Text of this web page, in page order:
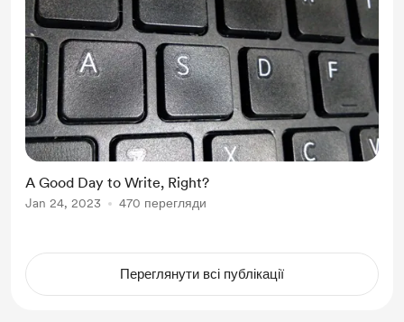
A Good Day to Write, Right?
Jan 24, 2023 470 перегляди
Переглянути всі публікації